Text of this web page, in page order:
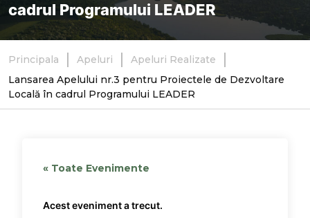
cadrul Programului LEADER
Principala Apeluri
Apeluri Realizate
Lansarea Apelului nr.3 pentru Proiectele de Dezvoltare
Locală în cadrul Programului LEADER
« Toate Evenimente
Acest eveniment a trecut.